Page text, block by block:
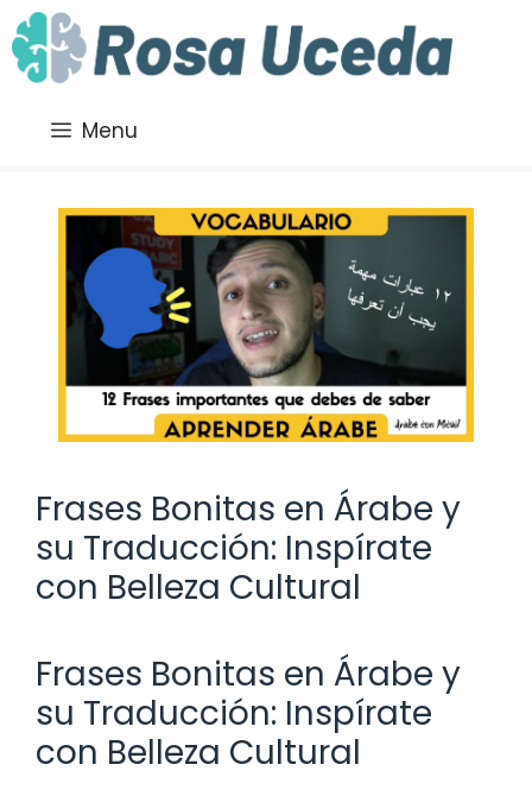
Saltar
al
contenido
Menu
Frases Bonitas en Árabe y
su Traducción: Inspírate
con Belleza Cultural
Frases Bonitas en Árabe y
su Traducción: Inspírate
con Belleza Cultural